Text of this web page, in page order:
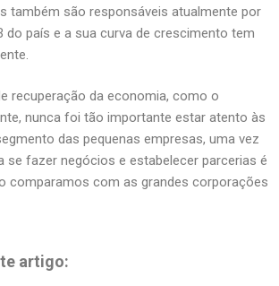
também são responsáveis atualmente por
do país e a sua curva de crescimento tem
recuperação da economia, como o
nunca foi tão importante estar atento às
das pequenas empresas, uma vez
se fazer negócios e estabelecer parcerias é
comparamos com as grandes corporações
artigo: